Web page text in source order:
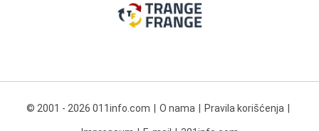
© 2001 - 2026 011info.com O nama Pravila korišćenja